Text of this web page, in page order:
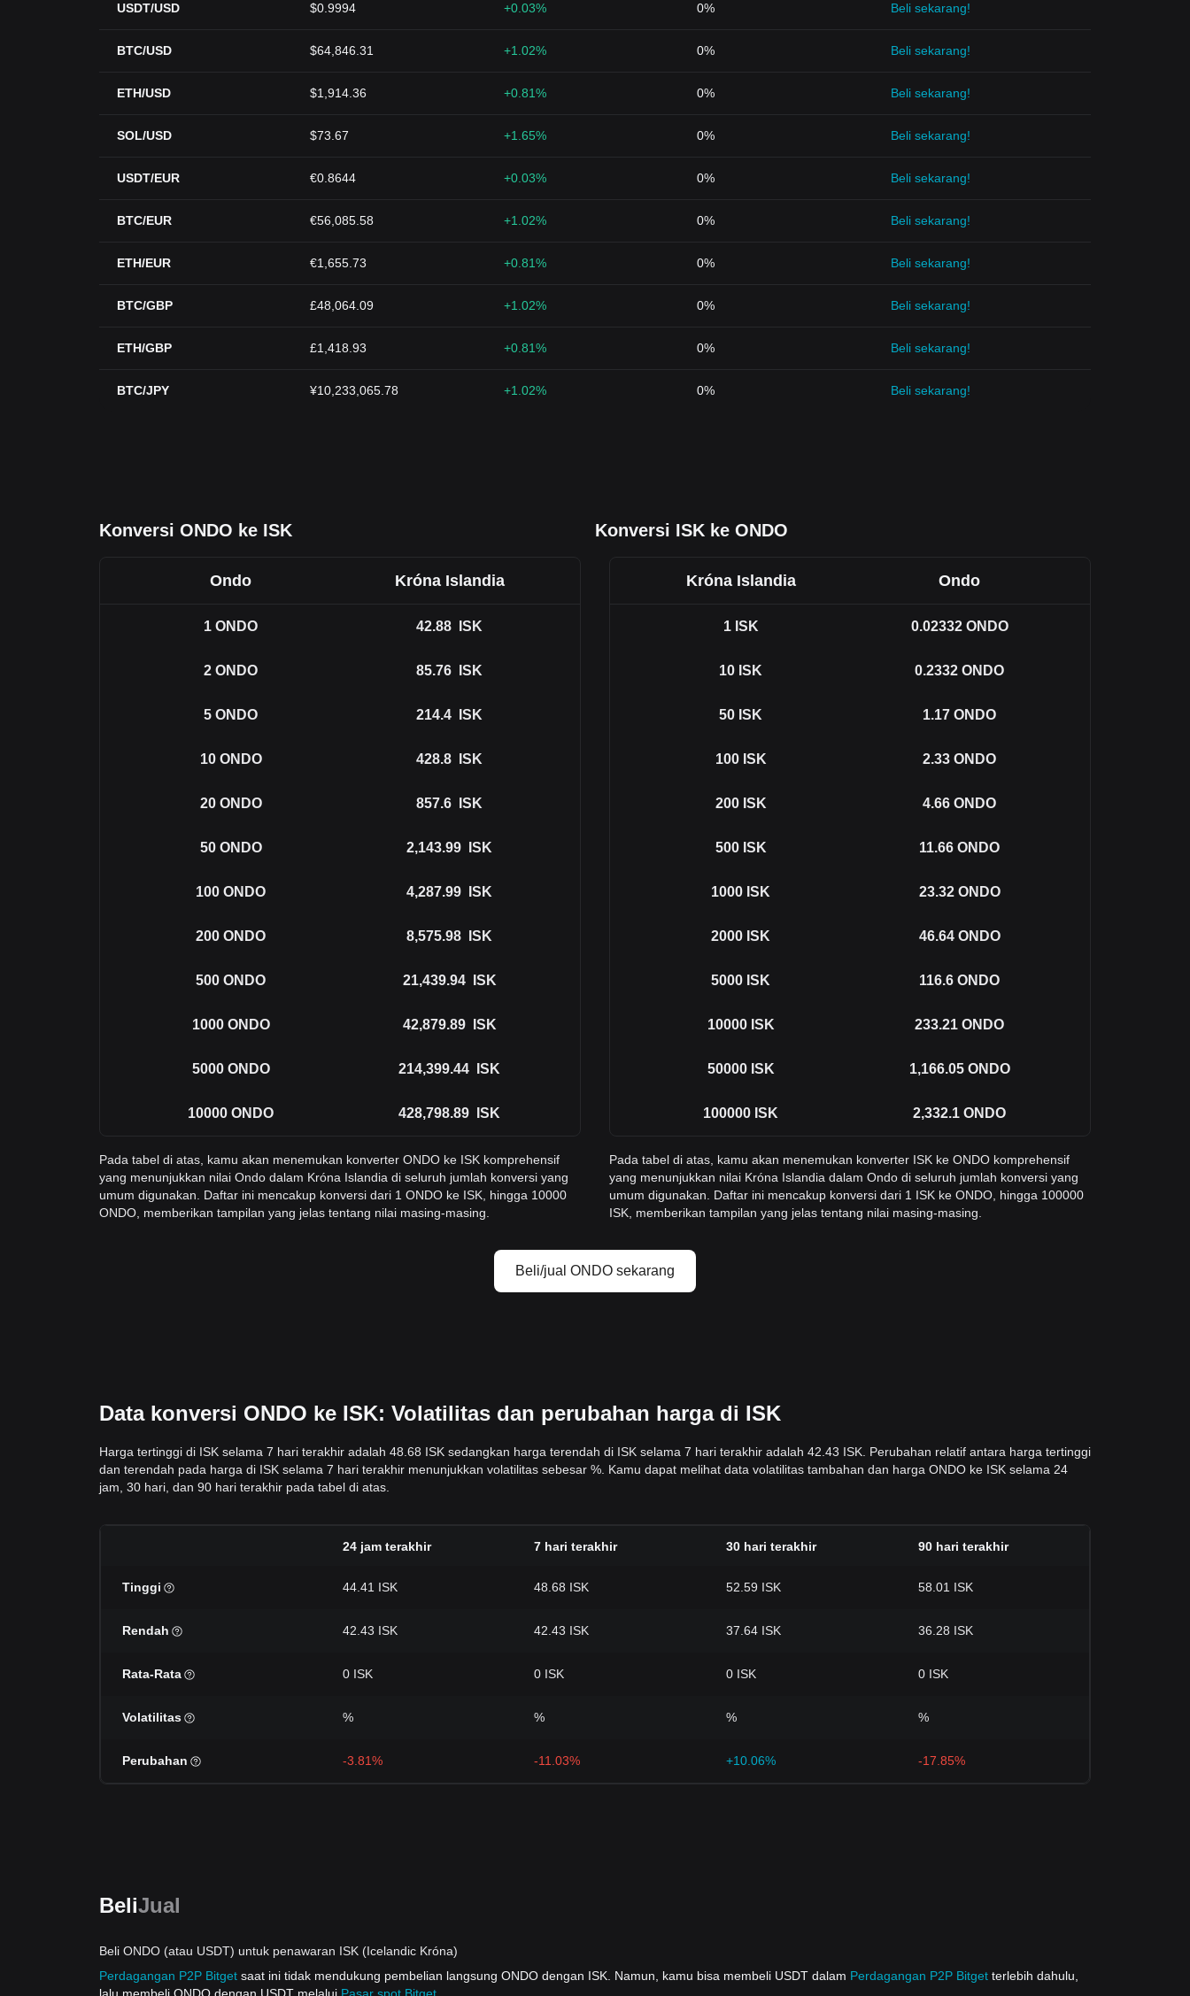
USDT/USD $0.9994 +0.03% 0% Beli sekarang!
BTC/USD $64,846.31 +1.02% 0% Beli sekarang!
ETH/USD $1,914.36 +0.81% 0% Beli sekarang!
SOL/USD $73.67 +1.65% 0% Beli sekarang!
USDT/EUR €0.8644 +0.03% 0% Beli sekarang!
BTC/EUR €56,085.58 +1.02% 0% Beli sekarang!
ETH/EUR €1,655.73 +0.81% 0% Beli sekarang!
BTC/GBP £48,064.09 +1.02% 0% Beli sekarang!
ETH/GBP £1,418.93 +0.81% 0% Beli sekarang!
BTC/JPY ¥10,233,065.78 +1.02% 0% Beli sekarang!
Konversi ONDO ke ISK Konversi ISK ke ONDO
Ondo Króna Islandia
1 ONDO 42.88 ISK
2 ONDO 85.76 ISK
5 ONDO 214.4 ISK
10 ONDO 428.8 ISK
20 ONDO 857.6 ISK
50 ONDO 2,143.99 ISK
100 ONDO 4,287.99 ISK
200 ONDO 8,575.98 ISK
500 ONDO 21,439.94 ISK
1000 ONDO 42,879.89 ISK
5000 ONDO 214,399.44 ISK
10000 ONDO 428,798.89 ISK
Pada tabel di atas, kamu akan menemukan konverter ONDO ke ISK komprehensif
yang menunjukkan nilai Ondo dalam Króna Islandia di seluruh jumlah konversi yang
umum digunakan. Daftar ini mencakup konversi dari 1 ONDO ke ISK, hingga 10000
ONDO, memberikan tampilan yang jelas tentang nilai masing-masing.
Króna Islandia Ondo
1 ISK 0.02332 ONDO
10 ISK 0.2332 ONDO
50 ISK 1.17 ONDO
100 ISK 2.33 ONDO
200 ISK 4.66 ONDO
500 ISK 11.66 ONDO
1000 ISK 23.32 ONDO
2000 ISK 46.64 ONDO
5000 ISK 116.6 ONDO
10000 ISK 233.21 ONDO
50000 ISK 1,166.05 ONDO
100000 ISK 2,332.1 ONDO
Pada tabel di atas, kamu akan menemukan konverter ISK ke ONDO komprehensif
yang menunjukkan nilai Króna Islandia dalam Ondo di seluruh jumlah konversi yang
umum digunakan. Daftar ini mencakup konversi dari 1 ISK ke ONDO, hingga 100000
ISK, memberikan tampilan yang jelas tentang nilai masing-masing.
Beli/jual ONDO sekarang
Data konversi ONDO ke ISK: Volatilitas dan perubahan harga di ISK
Harga tertinggi di ISK selama 7 hari terakhir adalah 48.68 ISK sedangkan harga terendah di ISK selama 7 hari terakhir adalah 42.43 ISK. Perubahan relatif antara harga tertinggi
dan terendah pada harga di ISK selama 7 hari terakhir menunjukkan volatilitas sebesar %. Kamu dapat melihat data volatilitas tambahan dan harga ONDO ke ISK selama 24
jam, 30 hari, dan 90 hari terakhir pada tabel di atas.
24 jam terakhir 7 hari terakhir 30 hari terakhir 90 hari terakhir
Tinggi 44.41 ISK 48.68 ISK 52.59 ISK 58.01 ISK
Rendah 42.43 ISK 42.43 ISK 37.64 ISK 36.28 ISK
Rata-Rata 0 ISK 0 ISK 0 ISK 0 ISK
Volatilitas % % % %
Perubahan -3.81% -11.03% +10.06% -17.85%
BeliJual
Beli ONDO (atau USDT) untuk penawaran ISK (Icelandic Króna)
Perdagangan P2P Bitget saat ini tidak mendukung pembelian langsung ONDO dengan ISK. Namun, kamu bisa membeli USDT dalam Perdagangan P2P Bitget terlebih dahulu,